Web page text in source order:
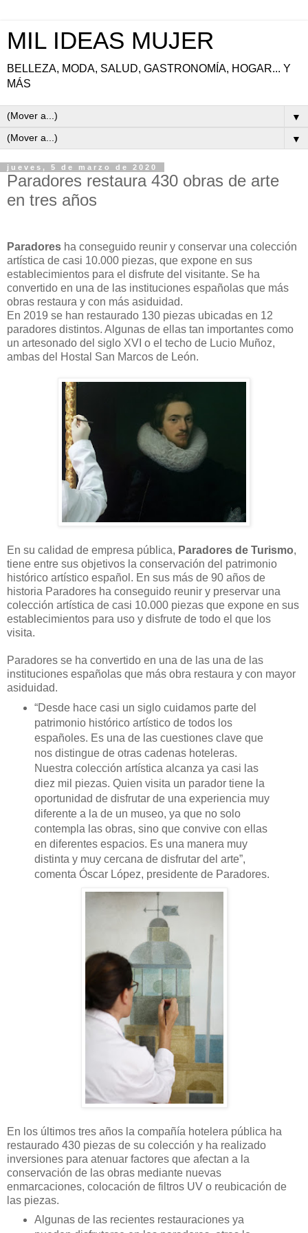
MIL IDEAS MUJER
BELLEZA, MODA, SALUD, GASTRONOMÍA, HOGAR... Y
MÁS
▼
▼
jueves, 5 de marzo de 2020
Paradores restaura 430 obras de arte
en tres años
Paradores ha conseguido reunir y conservar una colección
artística de casi 10.000 piezas, que expone en sus
establecimientos para el disfrute del visitante. Se ha
convertido en una de las instituciones españolas que más
obras restaura y con más asiduidad.
En 2019 se han restaurado 130 piezas ubicadas en 12
paradores distintos. Algunas de ellas tan importantes como
un artesonado del siglo XVI o el techo de Lucio Muñoz,
ambas del Hostal San Marcos de León.
En su calidad de empresa pública, Paradores de Turismo,
tiene entre sus objetivos la conservación del patrimonio
histórico artístico español. En sus más de 90 años de
historia Paradores ha conseguido reunir y preservar una
colección artística de casi 10.000 piezas que expone en sus
establecimientos para uso y disfrute de todo el que los
visita.
Paradores se ha convertido en una de las una de las
instituciones españolas que más obra restaura y con mayor
asiduidad.
“Desde hace casi un siglo cuidamos parte del
patrimonio histórico artístico de todos los
españoles. Es una de las cuestiones clave que
nos distingue de otras cadenas hoteleras.
Nuestra colección artística alcanza ya casi las
diez mil piezas. Quien visita un parador tiene la
oportunidad de disfrutar de una experiencia muy
diferente a la de un museo, ya que no solo
contempla las obras, sino que convive con ellas
en diferentes espacios. Es una manera muy
distinta y muy cercana de disfrutar del arte”,
comenta Óscar López, presidente de Paradores.
En los últimos tres años la compañía hotelera pública ha
restaurado 430 piezas de su colección y ha realizado
inversiones para atenuar factores que afectan a la
conservación de las obras mediante nuevas
enmarcaciones, colocación de filtros UV o reubicación de
las piezas.
Algunas de las recientes restauraciones ya